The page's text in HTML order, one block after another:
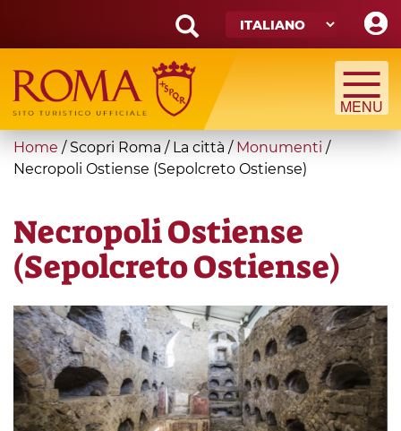
main
content
Search
form
Cerca
You
are
Home / Scopri Roma / La città / Monumenti /
Necropoli Ostiense (Sepolcreto Ostiense)
Necropoli Ostiense
(Sepolcreto Ostiense)